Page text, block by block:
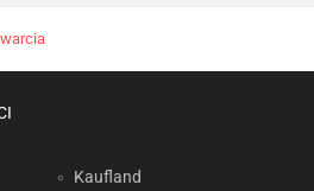
Kaufland